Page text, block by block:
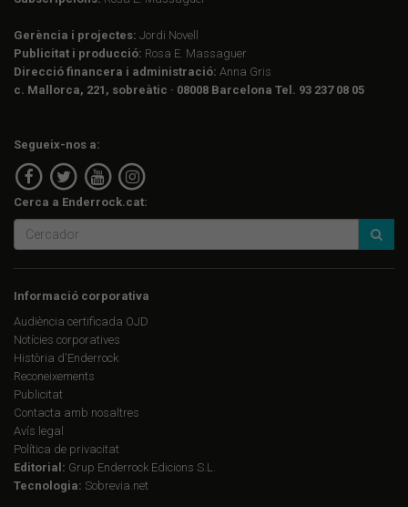
Gerència i projectes: Jordi Novell
Publicitat i producció: Rosa E. Massaguer
Direcció financera i administració: Anna Gris
c. Mallorca, 221, sobreàtic · 08008 Barcelona Tel. 93 237 08 05
Segueix-nos a:
Cerca a Enderrock.cat:
Informació corporativa
Audiència certificada OJD
Notícies corporatives
Història d'Enderrock
Reconeixements
Publicitat
Contacta amb nosaltres
Avís legal
Política de privacitat
Editorial: Grup Enderrock Edicions S.L.
Tecnologia: Sobrevia.net